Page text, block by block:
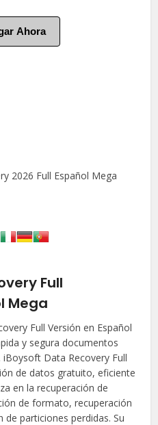
Ahora
2026 Full Español Mega
Full
Mega
Full Versión en Español
y segura documentos
Data Recovery Full
de datos gratuito, eficiente
en la recuperación de
de formato, recuperación
de particiones perdidas. Su